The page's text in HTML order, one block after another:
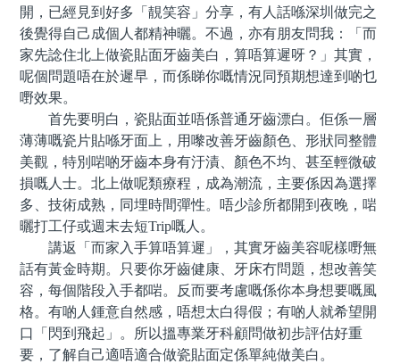
開，已經見到好多「靚笑容」分享，有人話喺深圳做完之
後覺得自己成個人都精神曬。不過，亦有朋友問我：「而
家先諗住北上做瓷貼面牙齒美白，算唔算遲呀？」其實，
呢個問題唔在於遲早，而係睇你嘅情況同預期想達到啲乜
嘢效果。
首先要明白，瓷貼面並唔係普通牙齒漂白。佢係一層
薄薄嘅瓷片貼喺牙面上，用嚟改善牙齒顏色、形狀同整體
美觀，特別啱啲牙齒本身有汙漬、顏色不均、甚至輕微破
損嘅人士。北上做呢類療程，成為潮流，主要係因為選擇
多、技術成熟，同埋時間彈性。唔少診所都開到夜晚，啱
曬打工仔或週末去短Trip嘅人。
講返「而家入手算唔算遲」，其實牙齒美容呢樣嘢無
話有黃金時期。只要你牙齒健康、牙床冇問題，想改善笑
容，每個階段入手都啱。反而要考慮嘅係你本身想要嘅風
格。有啲人鍾意自然感，唔想太白得假；有啲人就希望開
口「閃到飛起」。所以搵專業牙科顧問做初步評估好重
要，了解自己適唔適合做瓷貼面定係單純做美白。